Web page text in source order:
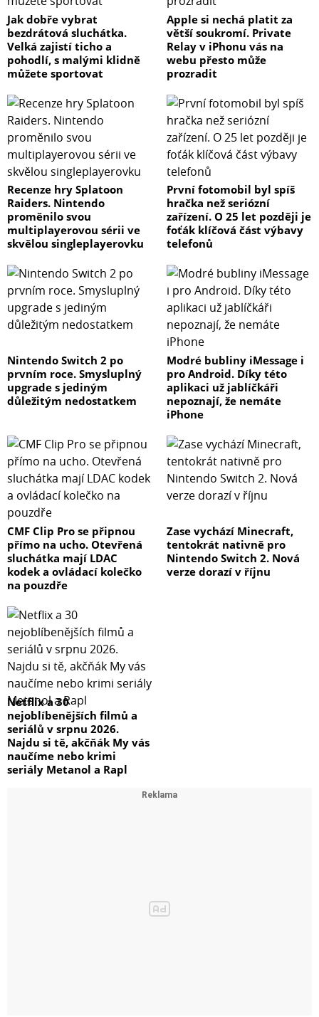
Jak dobře vybrat
bezdrátová sluchátka.
Velká zajistí ticho a
pohodlí, s malými klidně
můžete sportovat
Apple si nechá platit za
větší soukromí. Private
Relay v iPhonu vás na
webu přesto může
prozradit
Recenze hry Splatoon
Raiders. Nintendo
proměnilo svou
multiplayerovou sérii ve
skvělou singleplayerovku
První fotomobil byl spíš
hračka než seriózní
zařízení. O 25 let později je
foťák klíčová část výbavy
telefonů
Nintendo Switch 2 po
prvním roce. Smysluplný
upgrade s jediným
důležitým nedostatkem
Modré bubliny iMessage i
pro Android. Díky této
aplikaci už jablíčkáři
nepoznají, že nemáte
iPhone
CMF Clip Pro se připnou
přímo na ucho. Otevřená
sluchátka mají LDAC
kodek a ovládací kolečko
na pouzdře
Zase vychází Minecraft,
tentokrát nativně pro
Nintendo Switch 2. Nová
verze dorazí v říjnu
Netflix a 30
nejoblíbenějších filmů a
seriálů v srpnu 2026.
Najdu si tě, akčňák My vás
naučíme nebo krimi
seriály Metanol a Rapl